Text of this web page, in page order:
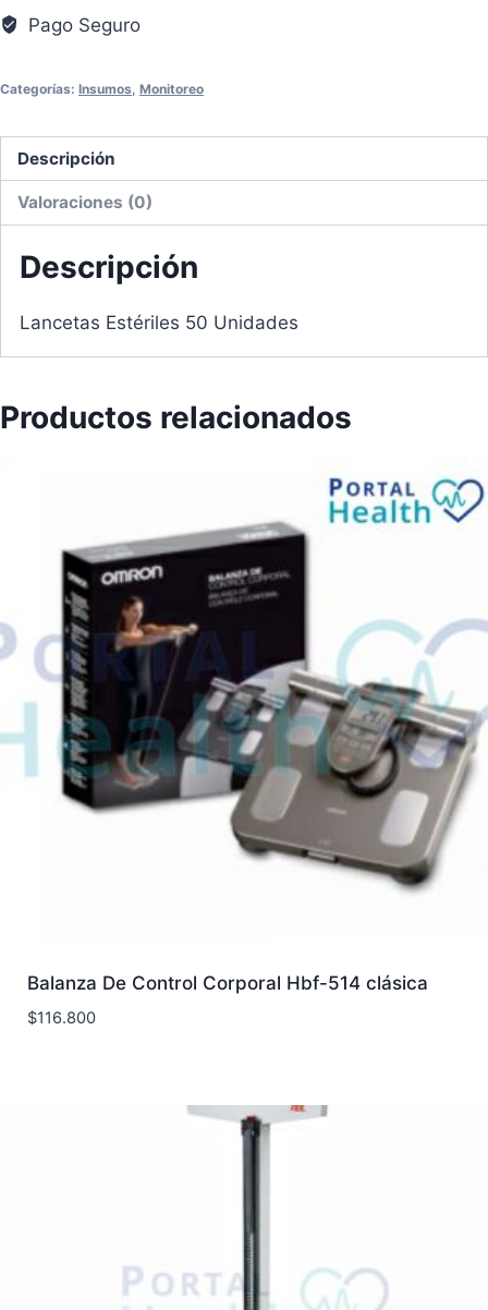
cantidad
Pago Seguro
Categorías: Insumos, Monitoreo
Descripción
Valoraciones (0)
Descripción
Lancetas Estériles 50 Unidades
Productos relacionados
Balanza De Control Corporal Hbf-514 clásica
$116.800